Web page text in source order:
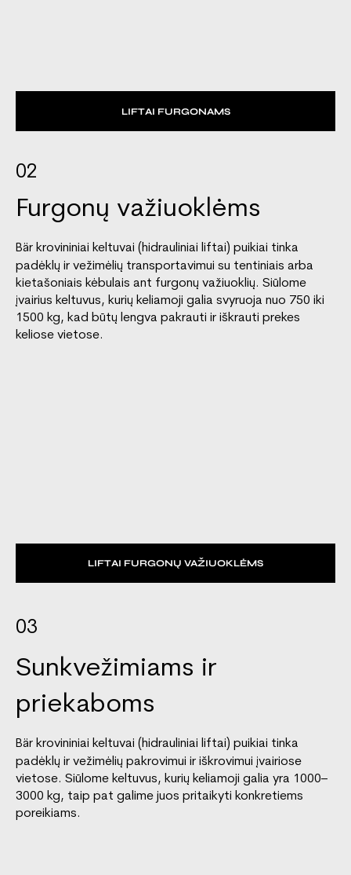
LIFTAI FURGONAMS
02
Furgonų važiuoklėms
Bär krovininiai keltuvai (hidrauliniai liftai) puikiai tinka
padėklų ir vežimėlių transportavimui su tentiniais arba
kietašoniais kėbulais ant furgonų važiuoklių. Siūlome
įvairius keltuvus, kurių keliamoji galia svyruoja nuo 750 iki
1500 kg, kad būtų lengva pakrauti ir iškrauti prekes
keliose vietose.
LIFTAI FURGONŲ VAŽIUOKLĖMS
03
Sunkvežimiams ir
priekaboms
Bär krovininiai keltuvai (hidrauliniai liftai) puikiai tinka
padėklų ir vežimėlių pakrovimui ir iškrovimui įvairiose
vietose. Siūlome keltuvus, kurių keliamoji galia yra 1000–
3000 kg, taip pat galime juos pritaikyti konkretiems
poreikiams.